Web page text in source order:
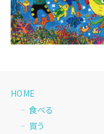
HOME
食べる
買う